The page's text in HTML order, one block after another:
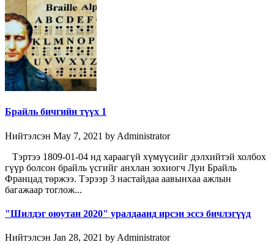
Брайль бичгийн түүх 1
Нийтэлсэн May 7, 2021 by Administrator
Тэртээ 1809-01-04 нд хараагүй хүмүүсийг дэлхийтэй холбох
гүүр болсон брайль үсгийг анхлан зохиогч Луи Брайль
Францад төржээ. Тэрээр 3 настайдаа аавынхаа ажлын
багажаар тоглож...
"Шилдэг оюутан 2020" уралдаанд ирсэн эссэ бичлэгүүд
Нийтэлсэн Jan 28, 2021 by Administrator